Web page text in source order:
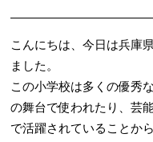
こんにちは、今日は兵庫
ました。
この小学校は多くの優秀
の舞台で使われたり、芸
で活躍されていることか